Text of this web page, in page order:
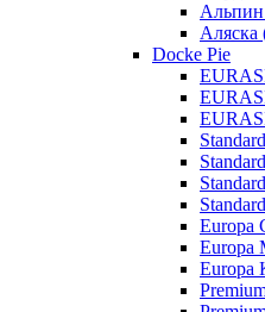
Аляска
Docke Pie
Europa
Europa
Europa